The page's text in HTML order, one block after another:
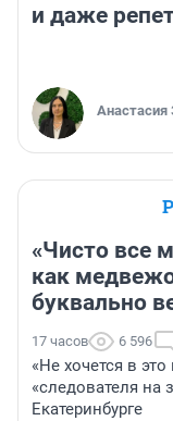
и даже
Анастасия
«Чисто все
как
буквально
17 часов 6 596
«Не хочется в
«следователя на
Екатеринбурге